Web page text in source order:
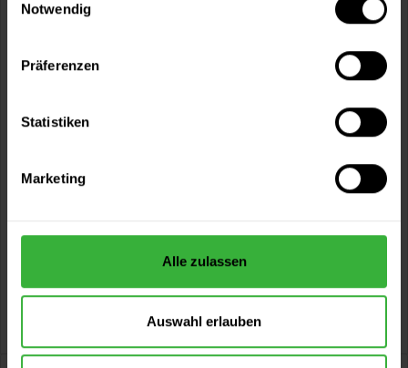
Notwendig
Präferenzen
Statistiken
Marketing
Alle zulassen
Auswahl erlauben
Persönliche Beratung unter040 60 77 65 23